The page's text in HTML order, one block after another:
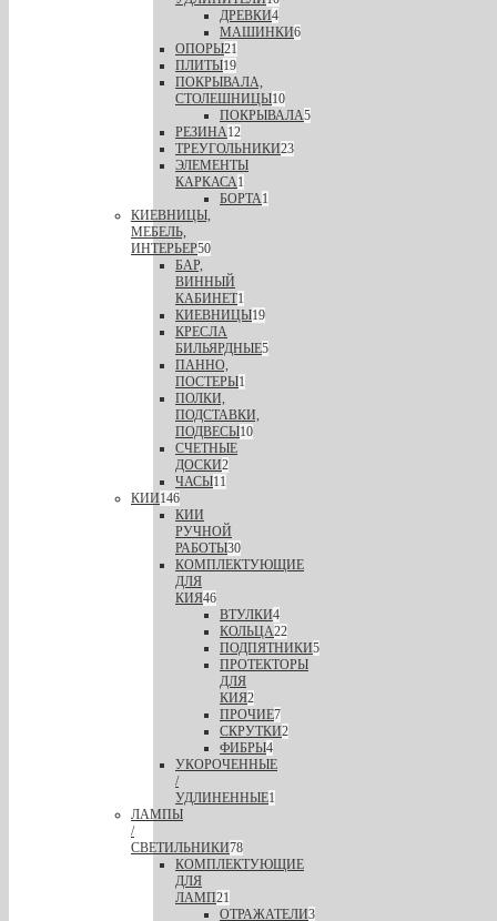
ДРЕВКИ4
МАШИНКИ6
ОПОРЫ21
ПЛИТЫ19
ПОКРЫВАЛА,
СТОЛЕШНИЦЫ10
ПОКРЫВАЛА5
РЕЗИНА12
ТРЕУГОЛЬНИКИ23
ЭЛЕМЕНТЫ
КАРКАСА1
БОРТА1
КИЕВНИЦЫ,
МЕБЕЛЬ,
ИНТЕРЬЕР50
БАР,
ВИННЫЙ
КАБИНЕТ1
КИЕВНИЦЫ19
КРЕСЛА
БИЛЬЯРДНЫЕ5
ПАННО,
ПОСТЕРЫ1
ПОЛКИ,
ПОДСТАВКИ,
ПОДВЕСЫ10
СЧЕТНЫЕ
ДОСКИ2
ЧАСЫ11
КИИ146
КИИ
РУЧНОЙ
РАБОТЫ30
КОМПЛЕКТУЮЩИЕ
ДЛЯ
КИЯ46
ВТУЛКИ4
КОЛЬЦА22
ПОДПЯТНИКИ5
ПРОТЕКТОРЫ
ДЛЯ
КИЯ2
ПРОЧИЕ7
СКРУТКИ2
ФИБРЫ4
УКОРОЧЕННЫЕ
/
УДЛИНЕННЫЕ1
ЛАМПЫ
/
СВЕТИЛЬНИКИ78
КОМПЛЕКТУЮЩИЕ
ДЛЯ
ЛАМП21
ОТРАЖАТЕЛИ3